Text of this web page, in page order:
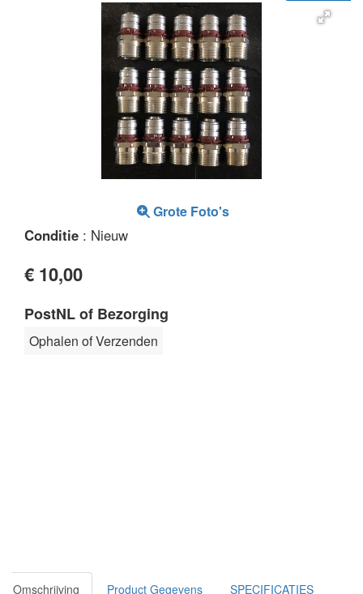
Grote Foto's
Conditie : Nieuw
€ 10,00
PostNL of Bezorging
Ophalen of Verzenden
Omschrijving Product Gegevens SPECIFICATIES